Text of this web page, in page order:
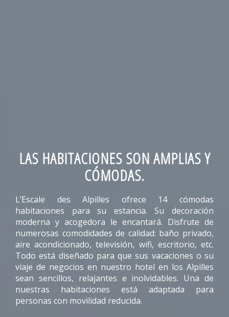
LAS HABITACIONES SON AMPLIAS Y
CÓMODAS.
L’Escale des Alpilles ofrece 14 cómodas
habitaciones para su estancia. Su decoración
moderna y acogedora le encantará. Disfrute de
numerosas comodidades de calidad: baño privado,
aire acondicionado, televisión, wifi, escritorio, etc.
Todo está diseñado para que sus vacaciones o su
viaje de negocios en nuestro hotel en los Alpilles
sean sencillos, relajantes e inolvidables. Una de
nuestras habitaciones está adaptada para
personas con movilidad reducida.